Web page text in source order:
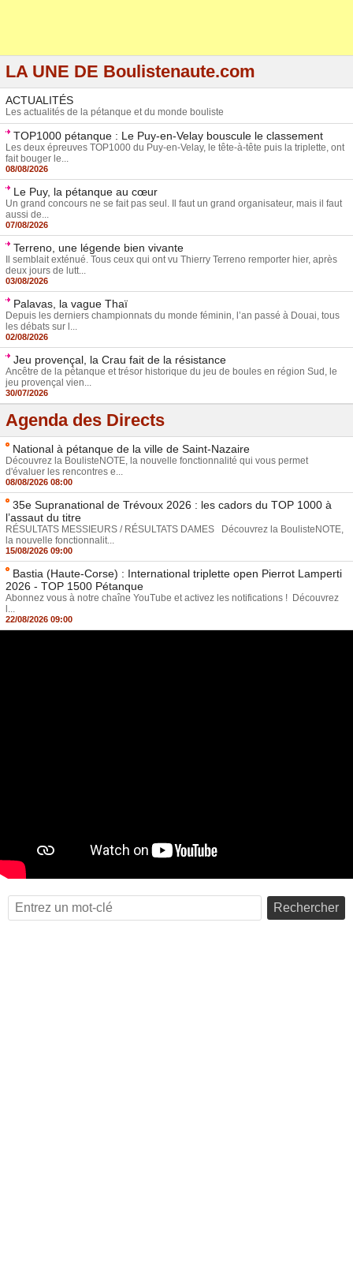
LA UNE DE Boulistenaute.com
ACTUALITÉS
Les actualités de la pétanque et du monde bouliste
TOP1000 pétanque : Le Puy-en-Velay bouscule le classement
Les deux épreuves TOP1000 du Puy-en-Velay, le tête-à-tête puis la triplette, ont
fait bouger le...
08/08/2026
Le Puy, la pétanque au cœur
Un grand concours ne se fait pas seul. Il faut un grand organisateur, mais il faut
aussi de...
07/08/2026
Terreno, une légende bien vivante
Il semblait exténué. Tous ceux qui ont vu Thierry Terreno remporter hier, après
deux jours de lutt...
03/08/2026
Palavas, la vague Thaï
Depuis les derniers championnats du monde féminin, l’an passé à Douai, tous
les débats sur l...
02/08/2026
Jeu provençal, la Crau fait de la résistance
Ancêtre de la pétanque et trésor historique du jeu de boules en région Sud, le
jeu provençal vien...
30/07/2026
Agenda des Directs
National à pétanque de la ville de Saint-Nazaire
Découvrez la BoulisteNOTE, la nouvelle fonctionnalité qui vous permet
d'évaluer les rencontres e...
08/08/2026 08:00
35e Supranational de Trévoux 2026 : les cadors du TOP 1000 à
l’assaut du titre
RÉSULTATS MESSIEURS / RÉSULTATS DAMES Découvrez la BoulisteNOTE,
la nouvelle fonctionnalit...
15/08/2026 09:00
Bastia (Haute-Corse) : International triplette open Pierrot Lamperti
2026 - TOP 1500 Pétanque
Abonnez vous à notre chaîne YouTube et activez les notifications ! Découvrez
l...
22/08/2026 09:00
Rechercher